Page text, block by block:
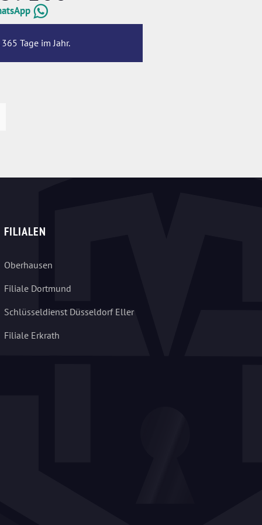
Tage im Jahr.
FILIALEN
Oberhausen
Filiale Dortmund
Schlüsseldienst Düsseldorf Eller
Filiale Erkrath